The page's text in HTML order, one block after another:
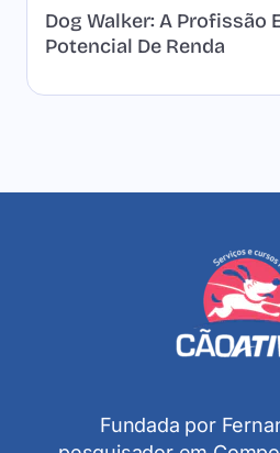
Dog Walker: A Profissão
Potencial De Renda
Fundada por